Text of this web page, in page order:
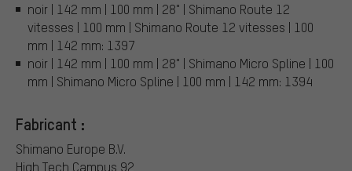
noir | 142 mm | 100 mm | 28" | Shimano Route 12
vitesses | 100 mm | Shimano Route 12 vitesses | 100
mm | 142 mm: 1397
noir | 142 mm | 100 mm | 28" | Shimano Micro Spline | 100
mm | Shimano Micro Spline | 100 mm | 142 mm: 1394
Fabricant :
Shimano Europe B.V.
High Tech Campus 92